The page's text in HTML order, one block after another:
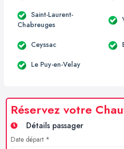
Saint-Laurent-
Chabreuges
Ceyssac
Le Puy-en-Velay
Réservez votre
Détails passager
Date départ *